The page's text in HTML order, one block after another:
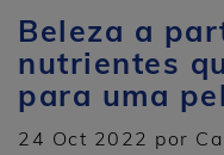
Beleza a
nutrientes
para uma
24 Oct 2022 por